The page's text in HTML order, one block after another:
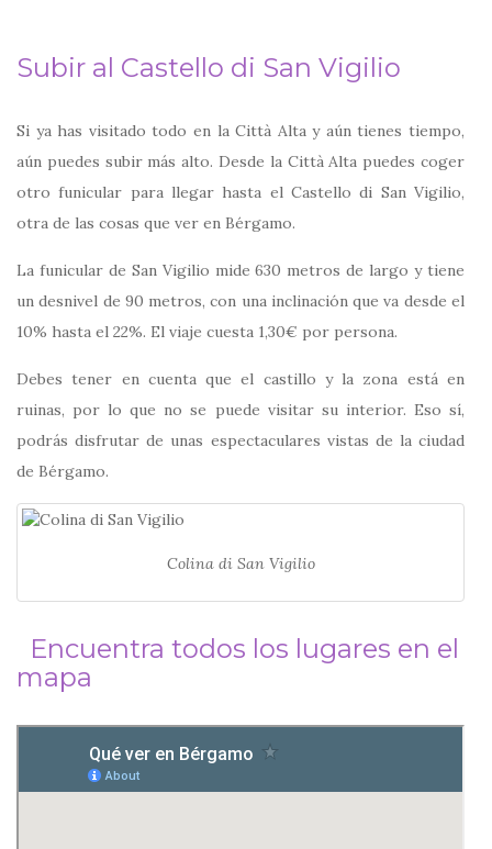
Subir al Castello di San Vigilio
Si ya has visitado todo en la Città Alta y aún tienes tiempo,
aún puedes subir más alto. Desde la Città Alta puedes coger
otro funicular para llegar hasta el Castello di San Vigilio,
otra de las cosas que ver en Bérgamo.
La funicular de San Vigilio mide 630 metros de largo y tiene
un desnivel de 90 metros, con una inclinación que va desde el
10% hasta el 22%. El viaje cuesta 1,30€ por persona.
Debes tener en cuenta que el castillo y la zona está en
ruinas, por lo que no se puede visitar su interior. Eso sí,
podrás disfrutar de unas espectaculares vistas de la ciudad
de Bérgamo.
Colina di San Vigilio
Encuentra todos los lugares en el
mapa